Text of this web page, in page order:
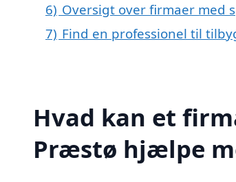
6) Oversigt over firmaer med
7) Find en professionel til
Hvad kan et
Præstø hjælpe